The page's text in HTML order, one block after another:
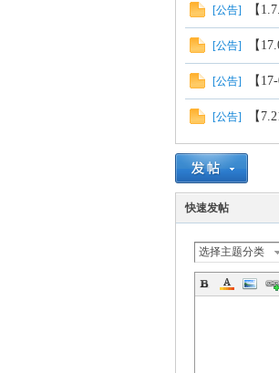
[公告] 【
[公告] 【
[公告] 【
[公告] 【
快速发帖
选择主题分类